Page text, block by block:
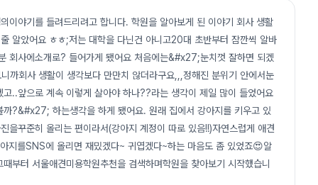
이야기를 들려드리려고 합니다. 학원을 알아보게 된 이야기 회사 생활
알았어요 ㅎㅎ;저는 대학을 다닌건 아니고20대 초반부터 잠깐씩 알바
회사에소개로? 들어가게 됐어요 처음에는&#x27;눈치껏 잘하면 되겠
까회사 생활이 생각보다 만만치 않더라구요,,,정해진 분위기 안에서눈
..앞으로 계속 이렇게 살아야 하나??라는 생각이 제일 많이 들었어요
?&#x27; 하는생각을 하게 됐어요. 원래 집에서 강아지를 키우고 있
을꾸준히 올리는 편이라서(강아지 계정이 따로 있음!!)자연스럽게 애견
지를SNS에 올리면 재밌겠다~ 귀엽겠다~하는 마음도 좀 있었죠😍알
부터 서울애견미용학원추천을 검색하며학원을 찾아보기 시작했습니